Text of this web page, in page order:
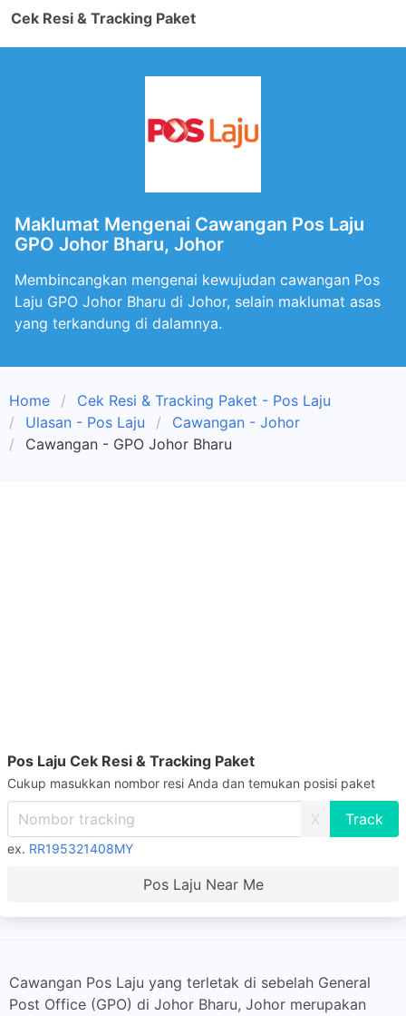
Cek Resi & Tracking Paket
Maklumat Mengenai Cawangan Pos Laju
GPO Johor Bharu, Johor
Membincangkan mengenai kewujudan cawangan Pos
Laju GPO Johor Bharu di Johor, selain maklumat asas
yang terkandung di dalamnya.
Home
Cek Resi & Tracking Paket - Pos Laju
Ulasan - Pos Laju
Cawangan - Johor
Cawangan - GPO Johor Bharu
Pos Laju Cek Resi & Tracking Paket
Cukup masukkan nombor resi Anda dan temukan posisi paket
X
ex. RR195321408MY
Pos Laju Near Me
Cawangan Pos Laju yang terletak di sebelah General
Post Office (GPO) di Johor Bharu, Johor merupakan